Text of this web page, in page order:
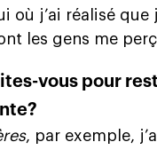
où j’ai réalisé que
les gens me
vous pour
?
, par exemple,